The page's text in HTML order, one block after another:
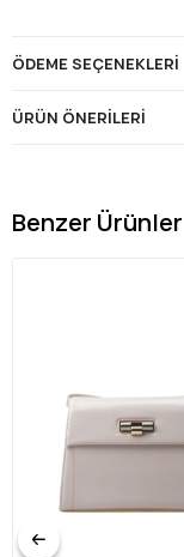
ÖDEME SEÇENEKLERI
ÜRÜN ÖNERILERI
Benzer Ürünler